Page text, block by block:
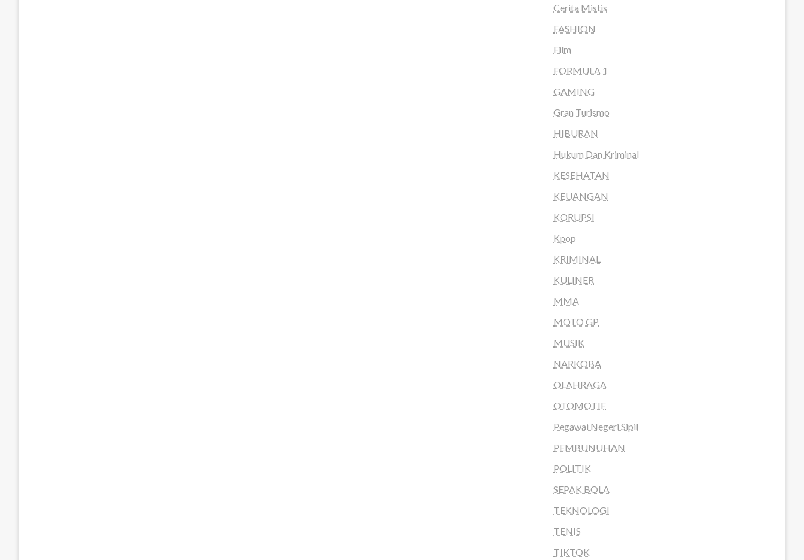
Cerita Mistis
FASHION
Film
FORMULA 1
GAMING
Gran Turismo
HIBURAN
Hukum Dan Kriminal
KESEHATAN
KEUANGAN
KORUPSI
Kpop
KRIMINAL
KULINER
MMA
MOTO GP
MUSIK
NARKOBA
OLAHRAGA
OTOMOTIF
Pegawai Negeri Sipil
PEMBUNUHAN
POLITIK
SEPAK BOLA
TEKNOLOGI
TENIS
TIKTOK